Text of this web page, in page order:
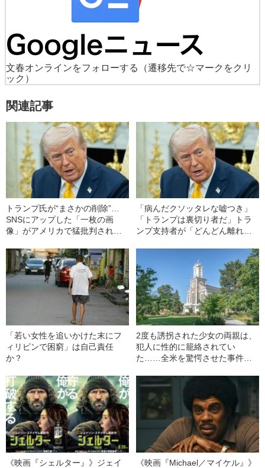
文春オンラインをフォローする
（遷移先で☆マークをクリ
ック）
関連記事
トランプ氏が“まさかの削除”…
SNSにアップした「一枚の画
像」がアメリカで猛批判された
「病んだクソッタレな嘘つき」
「トランプは裏切り者だ」トラ
ンプ支持者が「どんどん離れて
が“絶対に許せなかった”言動とは
《現地ライターが解説》
「若い女性を追いかけた末にフ
ィリピンで困窮」は自己責任
か？
2度も誘拐された少女の両親は、
犯人に性的に籠絡されてい
た……全米を驚愕させた事件と
《映画『シェルター』》ジェイ
《映画『Michael／マイケル』》